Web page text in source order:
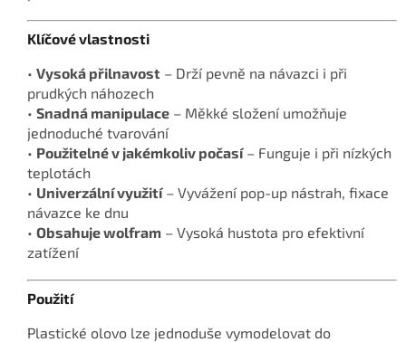
Klíčové vlastnosti
• Vysoká přilnavost – Drží pevně na návazci i při
prudkých náhozech
• Snadná manipulace – Měkké složení umožňuje
jednoduché tvarování
• Použitelné v jakémkoliv počasí– Funguje i při nízkých
teplotách
• Univerzální využití– Vyvážení pop-up nástrah, fixace
návazce ke dnu
• Obsahuje wolfram – Vysoká hustota pro efektivní
zatížení
Použití
Plastické olovo lze jednoduše vymodelovat do